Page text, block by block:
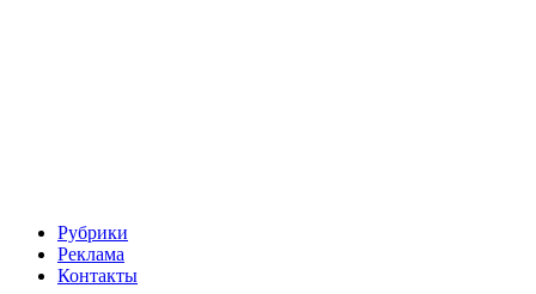
Рубрики
Реклама
Контакты